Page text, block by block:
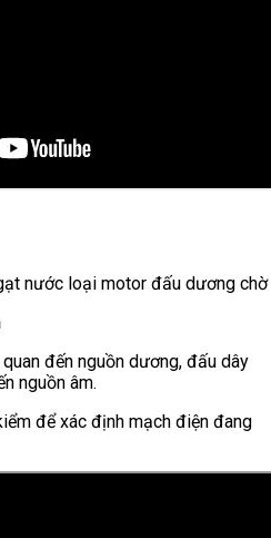
nước loại motor đấu dương chờ
đến nguồn dương, đấu dây
nguồn âm.
để xác định mạch điện đang